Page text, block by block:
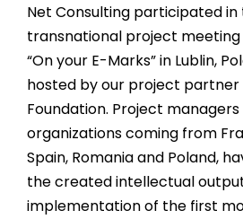
Net Consulting participated
transnational project meeting
“On your E-Marks” in Lublin,
hosted by our project partner
Foundation. Project
organizations coming from
Spain, Romania and Poland,
the created intellectual
implementation of the first